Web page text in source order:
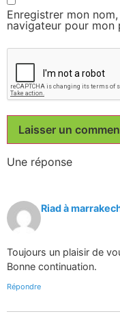
Enregistrer mon
navigateur pour mon
Une réponse
Riad à
Toujours un plaisir de
Bonne continuation.
Répondre